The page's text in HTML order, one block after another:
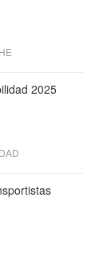
2025